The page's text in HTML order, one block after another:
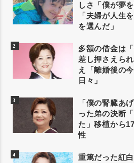
しさ「僕が夢
「夫婦が人生
を選んだ」
多額の借金は
差し押さえら
え「離婚後の
日々」
「僕の腎臓あ
った弟の決断
た」移植から
性
重篤だった紅